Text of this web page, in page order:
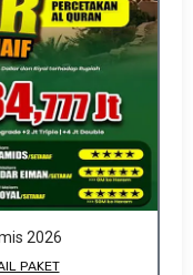
2026
PAKET